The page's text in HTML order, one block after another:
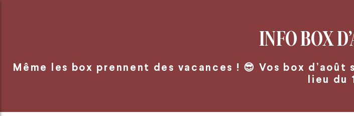
INFO BOX
Même les box prennent des vacances ! 😎 Vos box
lieu du